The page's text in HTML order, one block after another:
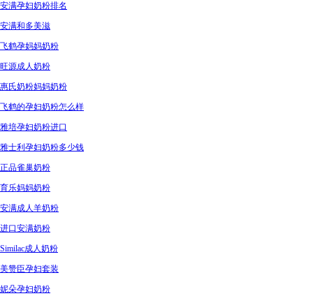
安满孕妇奶粉排名
安满和多美滋
飞鹤孕妈妈奶粉
旺源成人奶粉
惠氏奶粉妈妈奶粉
飞鹤的孕妇奶粉怎么样
雅培孕妇奶粉进口
雅士利孕妇奶粉多少钱
正品雀巢奶粉
育乐妈妈奶粉
安满成人羊奶粉
进口安满奶粉
Similac成人奶粉
美赞臣孕妇套装
妮朵孕妇奶粉